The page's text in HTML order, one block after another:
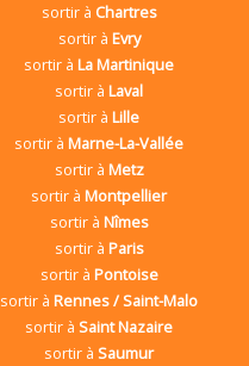
sortir à Chartres
sortir à Evry
sortir àLa Martinique
sortir àLaval
sortir àLille
sortir àMarne-La-Vallée
sortir à Metz
sortir àMontpellier
sortir à Nîmes
sortir à Paris
sortir à Pontoise
sortir àRennes / Saint-Malo
sortir àSaint Nazaire
sortir àSaumur